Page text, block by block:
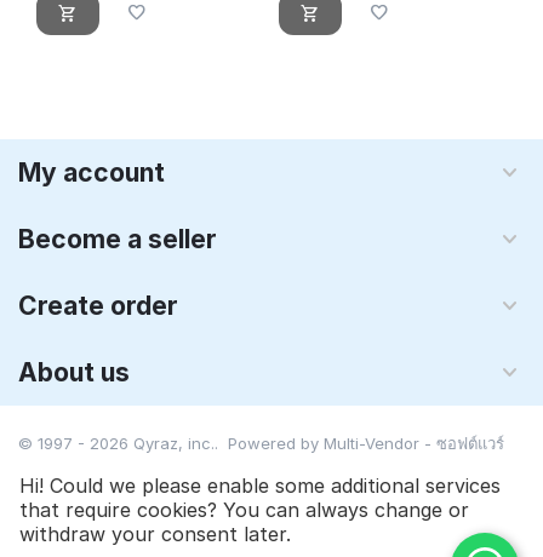
$19.00 Add to cart
My account
Become a seller
Create order
About us
© 1997 - 2026 Qyraz, inc.. Powered by Multi-Vendor - ซอฟต์แวร์
Hi! Could we please enable some additional services
that require cookies? You can always change or
withdraw your consent later.